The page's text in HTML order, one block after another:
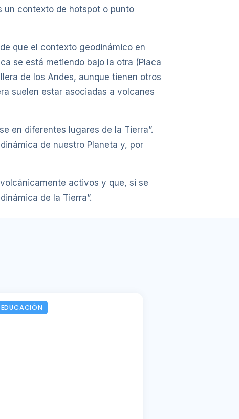
un contexto de hotspot o punto
que el contexto geodinámico en
se está metiendo bajo la otra (Placa
de los Andes, aunque tienen otros
suelen estar asociadas a volcanes
en diferentes lugares de la Tierra”.
de nuestro Planeta y, por
activos y que, si se
de la Tierra”.
EDUCACIÓN